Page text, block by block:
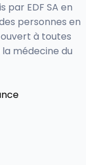
EDF SA en
personnes en
à toutes
médecine du